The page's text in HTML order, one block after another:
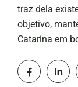
traz dela
objetivo,
Catarina em